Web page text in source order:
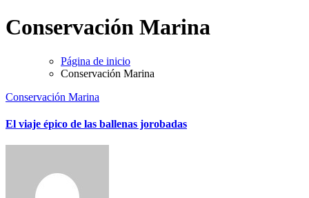
Conservación Marina
Página de inicio
Conservación Marina
Conservación Marina
El viaje épico de las ballenas jorobadas